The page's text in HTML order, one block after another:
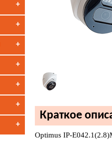
Краткое
Optimus IP-
+
+
+
+
+
+
+